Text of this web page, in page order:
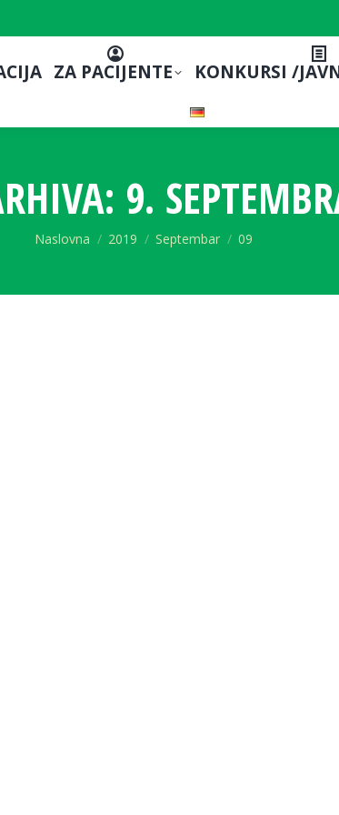
ZA PACIJENTE KONKURSI /
9.
You are here:
Naslovna 2019 Septembar 09